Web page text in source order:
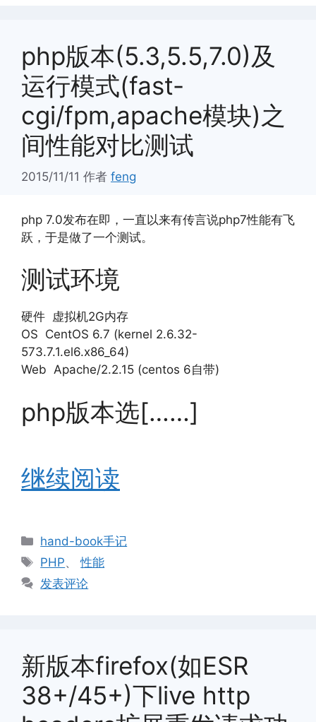
php版本(5.3,5.5,7.0)及
运行模式(fast-
cgi/fpm,apache模块)之
间性能对比测试
2015/11/11 作者 feng
php 7.0发布在即，一直以来有传言说php7性能有飞
跃，于是做了一个测试。
测试环境
硬件 虚拟机2G内存
OS CentOS 6.7 (kernel 2.6.32-
573.7.1.el6.x86_64)
Web Apache/2.2.15 (centos 6自带)
php版本选[……]
继续阅读
分
类
hand-book手记
标
签
PHP、性能
发表评论
新版本firefox(如ESR
38+/45+)下live http